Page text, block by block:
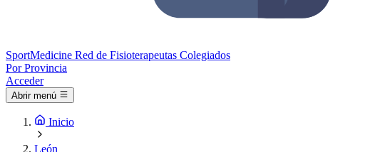
SportMedicine Red de Fisioterapeutas Colegiados
Por Provincia
Acceder
Abrir menú
Inicio
León